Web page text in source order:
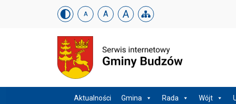
Urząd Gminy w Budzowie
Skip menu A A A
Menu główneAktualności Gmina Rada Wójt